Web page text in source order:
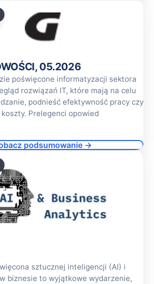
05.2026
poświęcone informatyzacji sektora
rozwiązań IT, które mają na celu
podnieść efektywność pracy czy
Prelegenci opowied
podsumowanie →
sztucznej inteligencji (AI) i
biznesie to wyjątkowe wydarzenie,